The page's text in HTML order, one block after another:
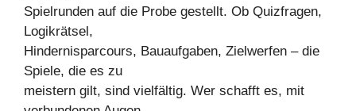
Spielrunden auf die Probe gestellt. Ob Quizfragen,
Logikrätsel,
Hindernisparcours, Bauaufgaben, Zielwerfen – die
Spiele, die es zu
meistern gilt, sind vielfältig. Wer schafft es, mit